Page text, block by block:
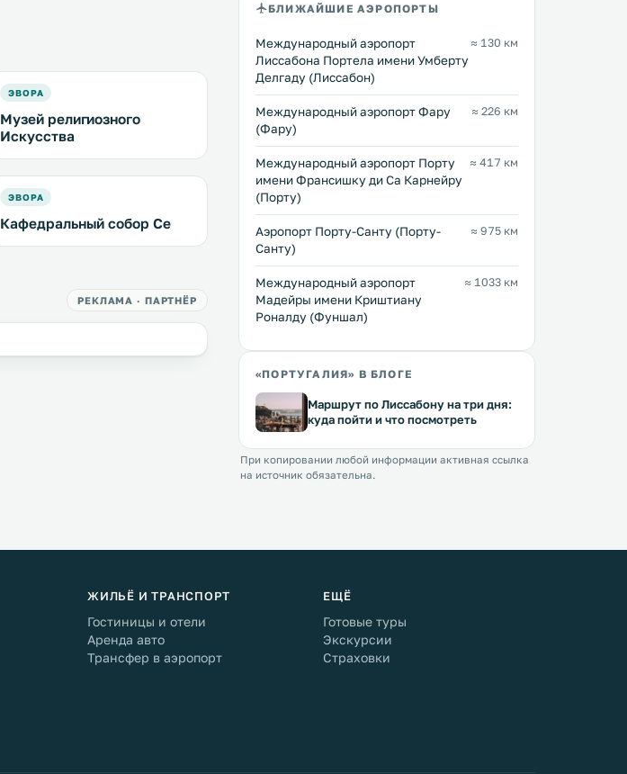
ЭВОРА
Музей религиозного
Искусства
ЭВОРА
Кафедральный собор Се
РЕКЛАМА · ПАРТНЁР
БЛИЖАЙШИЕ АЭРОПОРТЫ
Международный аэропорт
Лиссабона Портела имени Умберту
Делгаду (Лиссабон)
≈ 130 км
Международный аэропорт Фару
(Фару)
≈ 226 км
Международный аэропорт Порту
имени Франсишку ди Са Карнейру
(Порту)
≈ 417 км
Аэропорт Порту-Санту (Порту-
Санту)
≈ 975 км
Международный аэропорт
Мадейры имени Криштиану
Роналду (Фуншал)
≈ 1033 км
«ПОРТУГАЛИЯ» В БЛОГЕ
Маршрут по Лиссабону на три дня:
куда пойти и что посмотреть
При копировании любой информации активная ссылка
на источник обязательна.
ЖИЛЬЁ И ТРАНСПОРТ
Гостиницы и отели
Аренда авто
Трансфер в аэропорт
ЕЩЁ
Готовые туры
Экскурсии
Страховки